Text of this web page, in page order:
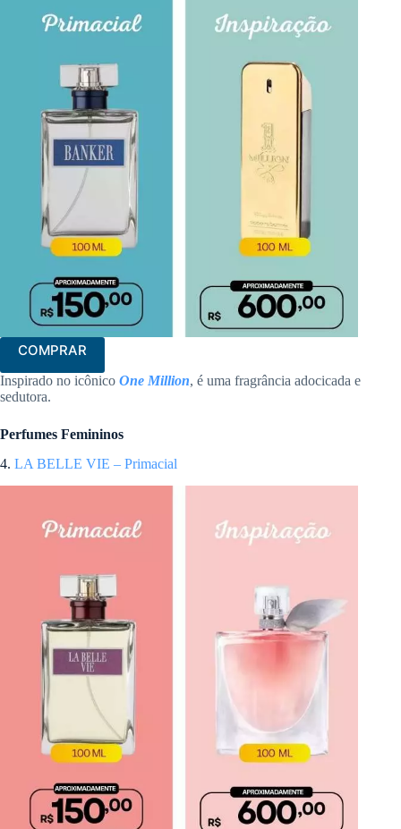
COMPRAR
Inspirado no icônico One Million, é uma fragrância adocicada e
sedutora.
Perfumes Femininos
4. LA BELLE VIE – Primacial